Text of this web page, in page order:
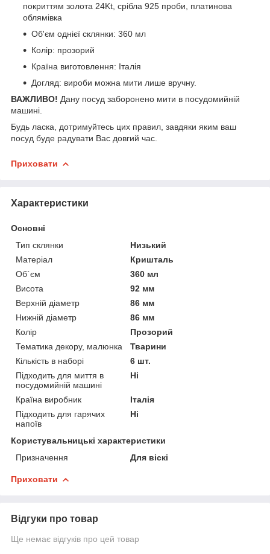
покриттям золота 24Kt, срібла 925 проби, платинова
облямівка
Об'єм однієї склянки: 360 мл
Колір: прозорий
Країна виготовлення: Італія
Догляд: вироби можна мити лише вручну.
ВАЖЛИВО! Дану посуд заборонено мити в посудомийній
машині.
Будь ласка, дотримуйтесь цих правил, завдяки яким ваш
посуд буде радувати Вас довгий час.
Приховати
Характеристики
Основні
Тип склянки
Низький
Матеріал
Кришталь
Об`єм
360 мл
Висота
92 мм
Верхній діаметр
86 мм
Нижній діаметр
86 мм
Колір
Прозорий
Тематика декору, малюнка
Тварини
Кількість в наборі
6 шт.
Підходить для миття в
посудомийній машині
Ні
Країна виробник
Італія
Підходить для гарячих
напоїв
Ні
Користувальницькі характеристики
Призначення
Для віскі
Приховати
Відгуки про товар
Ще немає відгуків про цей товар